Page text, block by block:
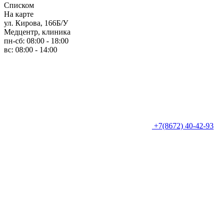
Списком
На карте
ул. Кирова, 166Б/У
Медцентр, клиника
пн-сб: 08:00 - 18:00
вс: 08:00 - 14:00
+7(8672) 40-42-93